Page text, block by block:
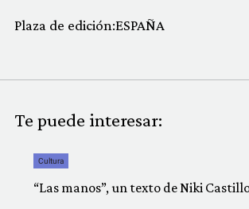
Plaza de edición:ESPAÑA
Te puede interesar:
Cultura
“Las manos”, un texto de Niki